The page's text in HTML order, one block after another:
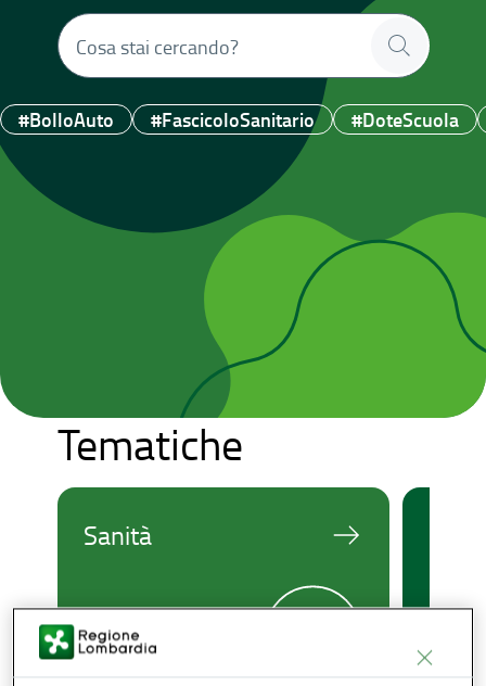
#BolloAuto #FascicoloSanitario #DoteScuola
Tematiche
Sanità